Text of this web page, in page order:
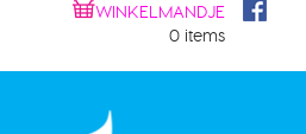
WINKELMANDJE
0 items